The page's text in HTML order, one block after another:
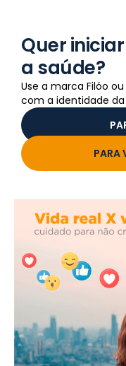
Quer
a saúde?
Use a marca Filóo
com a identidade
PARA